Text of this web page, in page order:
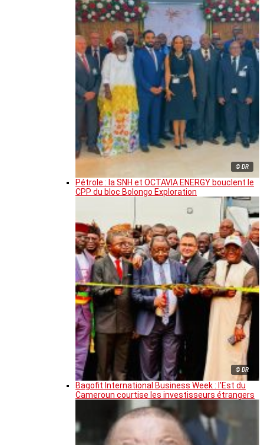
© DR
Pétrole : la SNH et OCTAVIA ENERGY bouclent le
CPP du bloc Bolongo Exploration
© DR
Bagofit International Business Week : l’Est du
Cameroun courtise les investisseurs étrangers